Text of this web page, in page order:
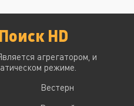
HD
агрегатором, и
режиме.
Вестерн